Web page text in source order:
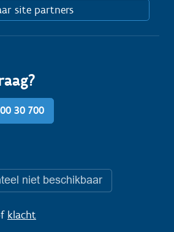
site partners
30 700
niet beschikbaar
klacht